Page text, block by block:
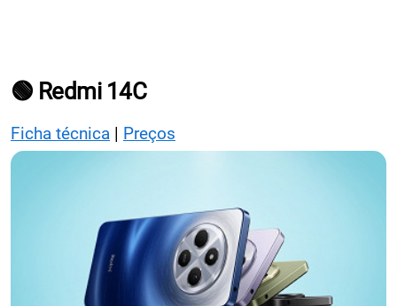
🟢 Redmi 14C
Ficha técnica | Preços